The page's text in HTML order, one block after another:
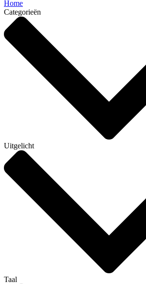
Home
Categorieën
Uitgelicht
Taal